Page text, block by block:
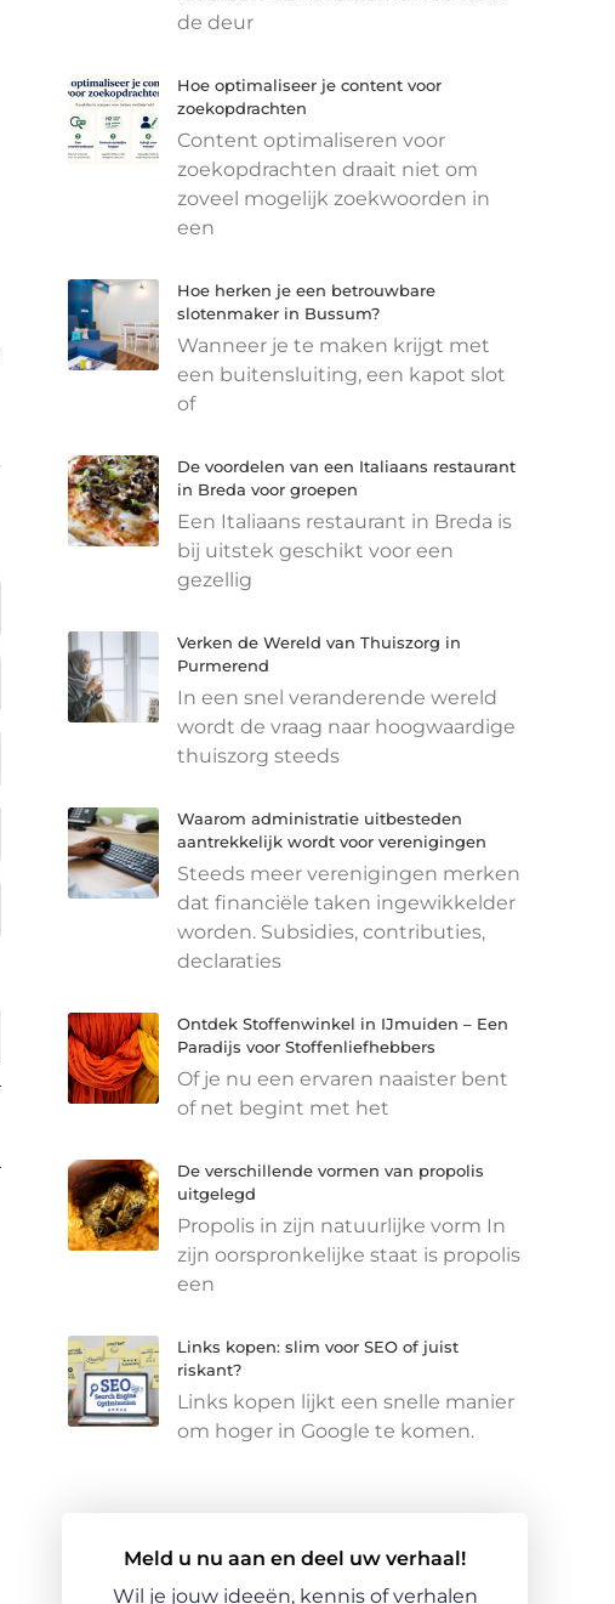
de deur
Hoe optimaliseer je content voor
zoekopdrachten
Content optimaliseren voor
zoekopdrachten draait niet om
zoveel mogelijk zoekwoorden in
een
Hoe herken je een betrouwbare
slotenmaker in Bussum?
Wanneer je te maken krijgt met
een buitensluiting, een kapot slot
of
De voordelen van een Italiaans restaurant
in Breda voor groepen
Een Italiaans restaurant in Breda is
bij uitstek geschikt voor een
gezellig
Verken de Wereld van Thuiszorg in
Purmerend
In een snel veranderende wereld
wordt de vraag naar hoogwaardige
thuiszorg steeds
Waarom administratie uitbesteden
aantrekkelijk wordt voor verenigingen
Steeds meer verenigingen merken
dat financiële taken ingewikkelder
worden. Subsidies, contributies,
declaraties
Ontdek Stoffenwinkel in IJmuiden – Een
Paradijs voor Stoffenliefhebbers
Of je nu een ervaren naaister bent
of net begint met het
De verschillende vormen van propolis
uitgelegd
Propolis in zijn natuurlijke vorm In
zijn oorspronkelijke staat is propolis
een
Links kopen: slim voor SEO of juist
riskant?
Links kopen lijkt een snelle manier
om hoger in Google te komen.
Meld u nu aan en deel uw verhaal!
Wil je jouw ideeën, kennis of verhalen